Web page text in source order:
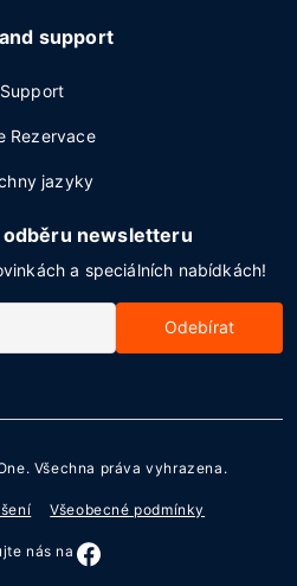
support
Support
Rezervace
jazyky
odběru newsletteru
a speciálních nabídkách!
Odebírat
. Všechna práva vyhrazena.
Všeobecné podmínky
nás na